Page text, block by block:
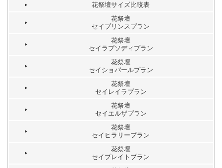
花祭壇サイズ比較表
花祭壇
セイプリンスプラン
花祭壇
セイラプソディプラン
花祭壇
セイショパールプラン
花祭壇
セイレイラプラン
花祭壇
セイエルザプラン
花祭壇
セイヒラリープラン
花祭壇
セイプレイトプラン